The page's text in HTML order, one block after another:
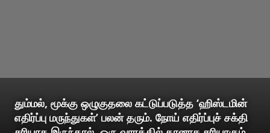
தும்மல், மூக்கு ஒழுகுதலை கட்டுப்படுத்த ‘ஹிஸ்டமின்
எதிர்ப்பு மருந்துகள்’ பலன் தரும். நோய் எதிர்ப்புச் சக்தி